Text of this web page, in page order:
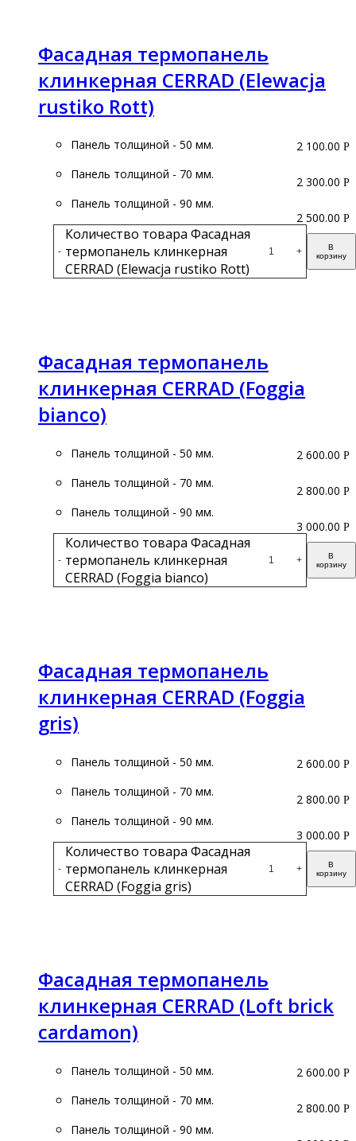
Фасадная термопанель
клинкерная CERRAD (Elewacja
rustiko Rott)
Панель толщиной - 50 мм.
Панель толщиной - 70 мм.
Панель толщиной - 90 мм.
-
Количество товара Фасадная
термопанель клинкерная
CERRAD (Elewacja rustiko Rott)
+
В
корзину
2 100.00 Р
2 300.00 Р
2 500.00 Р
Фасадная термопанель
клинкерная CERRAD (Foggia
bianco)
Панель толщиной - 50 мм.
Панель толщиной - 70 мм.
Панель толщиной - 90 мм.
-
Количество товара Фасадная
термопанель клинкерная
CERRAD (Foggia bianco)
+
В
корзину
2 600.00 Р
2 800.00 Р
3 000.00 Р
Фасадная термопанель
клинкерная CERRAD (Foggia
gris)
Панель толщиной - 50 мм.
Панель толщиной - 70 мм.
Панель толщиной - 90 мм.
-
Количество товара Фасадная
термопанель клинкерная
CERRAD (Foggia gris)
+
В
корзину
2 600.00 Р
2 800.00 Р
3 000.00 Р
Фасадная термопанель
клинкерная CERRAD (Loft brick
cardamon)
Панель толщиной - 50 мм.
Панель толщиной - 70 мм.
Панель толщиной - 90 мм.
2 600.00 Р
2 800.00 Р